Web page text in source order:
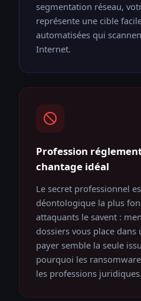
segmentation réseau,
représente une cible
automatisées qui
Internet.
Profession
chantage idéal
Le secret professionnel
déontologique la plus
attaquants le savent :
dossiers vous place
payer semble la seule
pourquoi les
les professions juridiques.